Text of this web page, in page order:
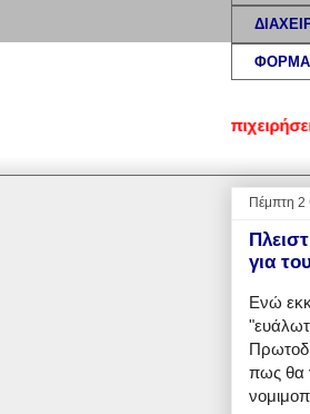
ΦΟΡΜΑ
νοικοκυριά και επιχειρήσεις •
Πέμπτη 2
για
Ενώ
πως θα